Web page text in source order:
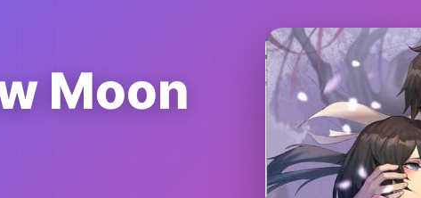
Moon